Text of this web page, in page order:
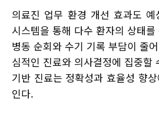
의료진 업무 환경 개선 효과도 예
시스템을 통해 다수 환자의 상태
병동 순회와 수기 기록 부담이 줄
심적인 진료와 의사결정에 집중할
기반 진료는 정확성과 효율성 향
인다.